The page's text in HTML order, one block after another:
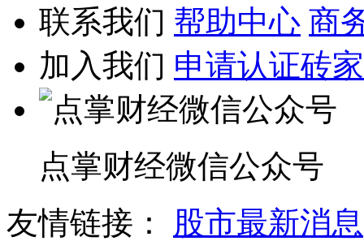
联系我们 帮助中心 商
加入我们 申请认证砖家
点掌财经微信公众号
友情链接：
股市最新消息